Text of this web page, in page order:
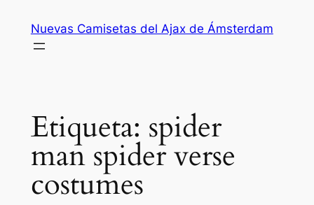
contenido
Nuevas Camisetas del Ajax de Ámsterdam
Etiqueta: spider
man spider verse
costumes